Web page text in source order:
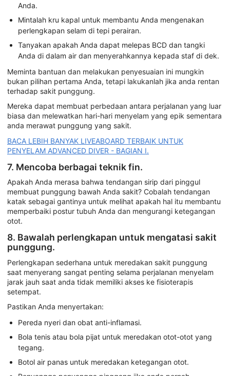
Anda.
Mintalah kru kapal untuk membantu Anda mengenakan
perlengkapan selam di tepi perairan.
Tanyakan apakah Anda dapat melepas BCD dan tangki
Anda di dalam air dan menyerahkannya kepada staf di dek.
Meminta bantuan dan melakukan penyesuaian ini mungkin
bukan pilihan pertama Anda, tetapi lakukanlah jika anda rentan
terhadap sakit punggung.
Mereka dapat membuat perbedaan antara perjalanan yang luar
biasa dan melewatkan hari-hari menyelam yang epik sementara
anda merawat punggung yang sakit.
BACA LEBIH BANYAK LIVEABOARD TERBAIK UNTUK
PENYELAM ADVANCED DIVER - BAGIAN I.
7. Mencoba berbagai teknik fin.
Apakah Anda merasa bahwa tendangan sirip dari pinggul
membuat punggung bawah Anda sakit? Cobalah tendangan
katak sebagai gantinya untuk melihat apakah hal itu membantu
memperbaiki postur tubuh Anda dan mengurangi ketegangan
otot.
8. Bawalah perlengkapan untuk mengatasi sakit
punggung.
Perlengkapan sederhana untuk meredakan sakit punggung
saat menyerang sangat penting selama perjalanan menyelam
jarak jauh saat anda tidak memiliki akses ke fisioterapis
setempat.
Pastikan Anda menyertakan:
Pereda nyeri dan obat anti-inflamasi.
Bola tenis atau bola pijat untuk meredakan otot-otot yang
tegang.
Botol air panas untuk meredakan ketegangan otot.